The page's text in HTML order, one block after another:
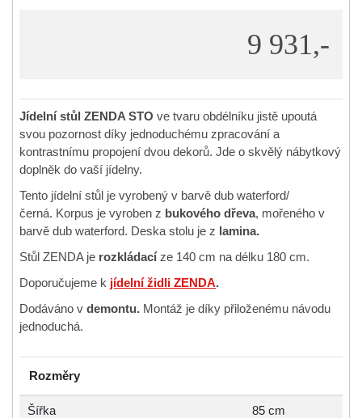
9 931,-
Jídelní stůl ZENDA STO ve tvaru obdélníku jistě upoutá
svou pozornost díky jednoduchému zpracování a
kontrastnímu propojení dvou dekorů. Jde o skvělý nábytkový
doplněk do vaší jídelny.
Tento jídelní stůl je vyrobený v barvě dub waterford/
černá. Korpus je vyroben z bukového dřeva, mořeného v
barvě dub waterford. Deska stolu je z lamina.
Stůl ZENDA je rozkládací ze 140 cm na délku 180 cm.
Doporučujeme k jídelní židli ZENDA.
Dodáváno v demontu. Montáž je díky přiloženému návodu
jednoduchá.
Rozměry
Šířka 85 cm